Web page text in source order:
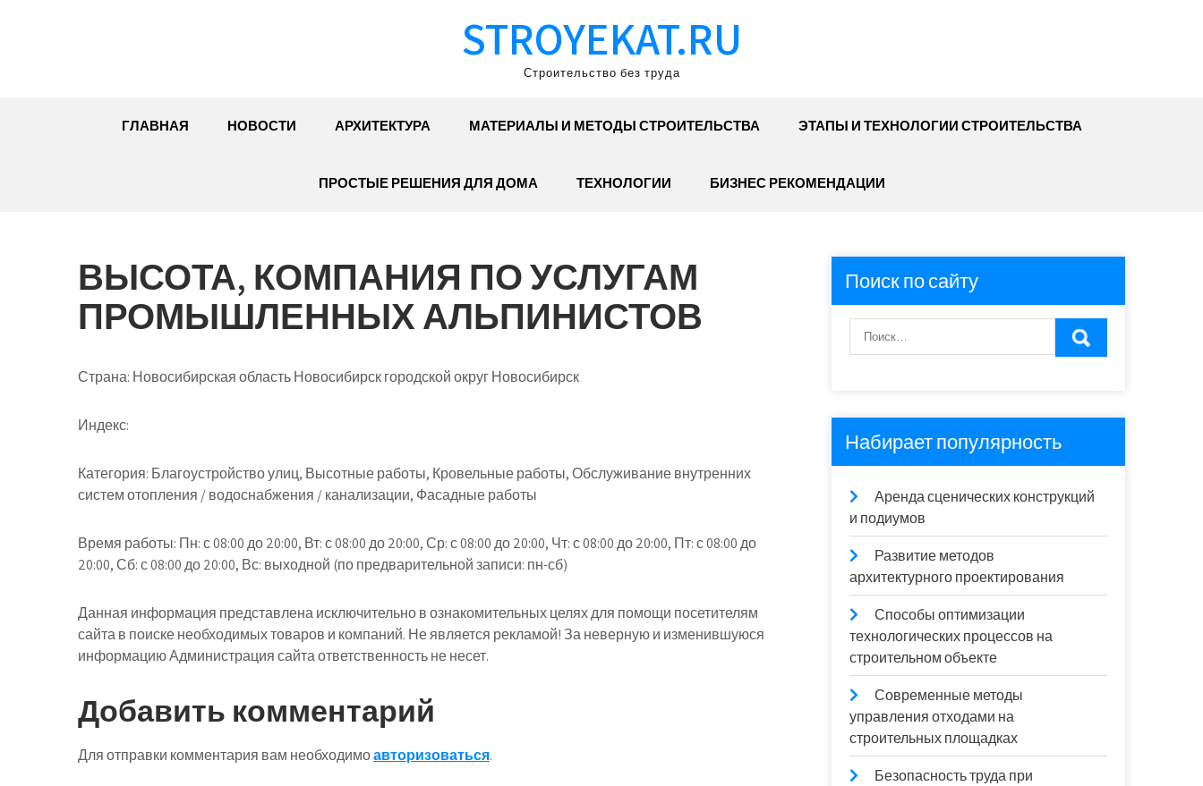
STROYEKAT.RU
Строительство без труда
ГЛАВНАЯ НОВОСТИ АРХИТЕКТУРА МАТЕРИАЛЫ И МЕТОДЫ СТРОИТЕЛЬСТВА ЭТАПЫ И ТЕХНОЛОГИИ СТРОИТЕЛЬСТВА
ПРОСТЫЕ РЕШЕНИЯ ДЛЯ ДОМА ТЕХНОЛОГИИ БИЗНЕС РЕКОМЕНДАЦИИ
ВЫСОТА, КОМПАНИЯ ПО УСЛУГАМ
ПРОМЫШЛЕННЫХ АЛЬПИНИСТОВ
Страна: Новосибирская область Новосибирск городской округ Новосибирск
Индекс:
Категория: Благоустройство улиц, Высотные работы, Кровельные работы, Обслуживание внутренних
систем отопления / водоснабжения / канализации, Фасадные работы
Время работы: Пн: с 08:00 до 20:00, Вт: с 08:00 до 20:00, Ср: с 08:00 до 20:00, Чт: с 08:00 до 20:00, Пт: с 08:00 до
20:00, Сб: с 08:00 до 20:00, Вс: выходной (по предварительной записи: пн-сб)
Данная информация представлена исключительно в ознакомительных целях для помощи посетителям
сайта в поиске необходимых товаров и компаний. Не является рекламой! За неверную и изменившуюся
информацию Администрация сайта ответственность не несет.
Добавить комментарий
Для отправки комментария вам необходимоавторизоваться.
Поиск по сайту
Набирает популярность
Аренда сценических конструкций
и подиумов
Развитие методов
архитектурного проектирования
Способы оптимизации
технологических процессов на
строительном объекте
Современные методы
управления отходами на
строительных площадках
Безопасность труда при